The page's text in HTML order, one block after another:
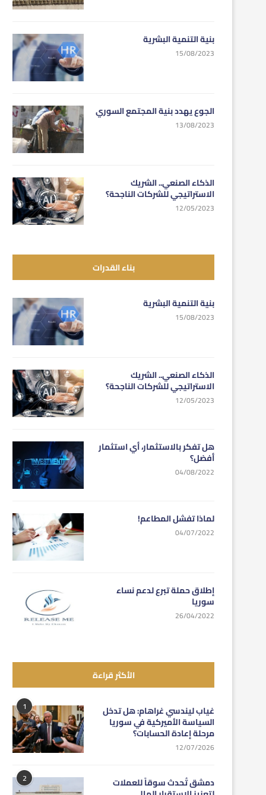
بنية التنمية البشرية
15/08/2023
الجوع يهدد بنية المجتمع السوري
13/08/2023
الذكاء الصنعي.. الشريك
الاستراتيجي للشركات الناجحة؟
12/05/2023
بناء القدرات
بنية التنمية البشرية
15/08/2023
الذكاء الصنعي.. الشريك
الاستراتيجي للشركات الناجحة؟
12/05/2023
هل تفكر بالاستثمار، أي استثمار
أفضل؟
04/08/2022
لماذا تفشل المطاعم!
04/07/2022
إطلاق حملة تبرع لدعم نساء
سوريا
26/04/2022
الأكثر قراءة
1 غياب ليندسي غراهام: هل تدخل
السياسة الأميركية في سوريا
مرحلة إعادة الحسابات؟
12/07/2026
2 دمشق تُحدث سوقاً للعملات